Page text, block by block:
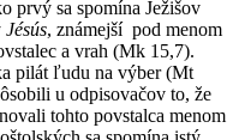
prvý sa spomína Ježišov
Jésús, známejší pod menom
a vrah (Mk 15,7).
pilát ľudu na výber (Mt
u odpisovačov to, že
tohto povstalca menom